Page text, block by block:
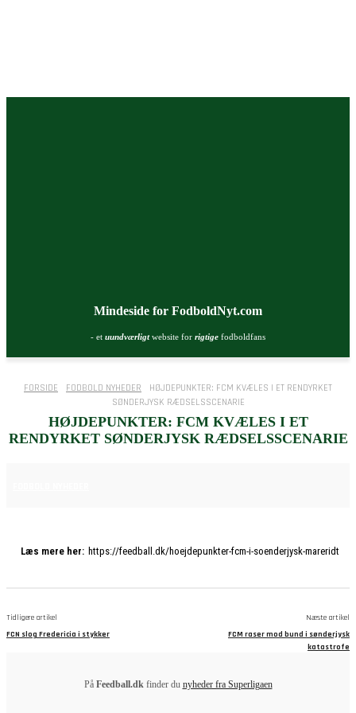
Mindeside for FodboldNyt.com
- et uundværligtwebsite for rigtige fodboldfans
FORSIDE FODBOLD NYHEDER
HØJDEPUNKTER: FCM KVÆLES I ET RENDYRKET
SØNDERJYSK RÆDSELSSCENARIE
HØJDEPUNKTER: FCM KVÆLES I ET
RENDYRKET SØNDERJYSK RÆDSELSSCENARIE
Læs mere her: https://feedball.dk/hoejdepunkter-fcm-i-soenderjysk-mareridt
Tidligere artikel
FCN slog Fredericia i stykker
Næste artikel
FCM raser mod bund i sønderjysk
katastrofe
På Feedball.dkfinder du nyheder fra Superligaen